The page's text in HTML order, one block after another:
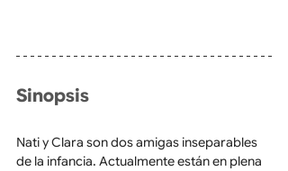
Sinopsis
Nati y Clara son dos amigas inseparables
de la infancia. Actualmente están en plena